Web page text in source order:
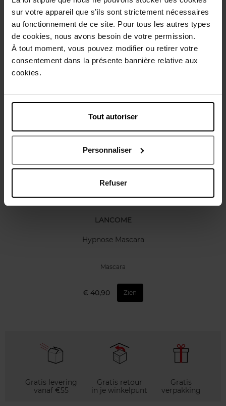
sur votre appareil que s’ils sont strictement nécessaires
au fonctionnement de ce site. Pour tous les autres types
de cookies, nous avons besoin de votre permission.
À tout moment, vous pouvez modifier ou retirer votre
consentement dans la présente bannière relative aux
cookies.
Tout autoriser
Personnaliser
Refuser
Gebruiksadvies
Karakteristieken
Nog iets vergeten ?
LANCOME
Hypnose Mascara
Mascara
€ 40,90 Zien
Gratis levering
vanaf €55
Gratis retour
in je winkelpunt
Gratis
verpakking